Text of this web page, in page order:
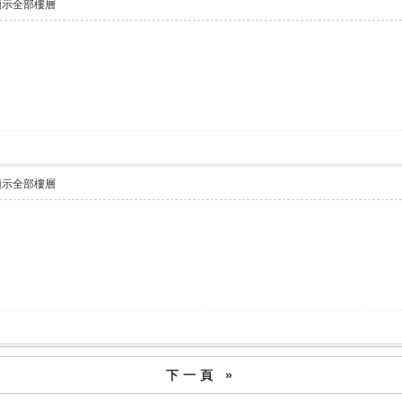
全部樓層
全部樓層
下一頁 »